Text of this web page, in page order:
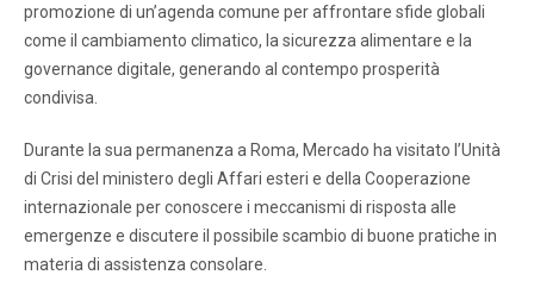
promozione di un’agenda comune per affrontare sfide globali
come il cambiamento climatico, la sicurezza alimentare e la
governance digitale, generando al contempo prosperità
condivisa.
Durante la sua permanenza a Roma, Mercado ha visitato l’Unità
di Crisi del ministero degli Affari esteri e della Cooperazione
internazionale per conoscere i meccanismi di risposta alle
emergenze e discutere il possibile scambio di buone pratiche in
materia di assistenza consolare.